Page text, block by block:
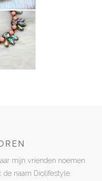
mijn vrienden noemen
de naam Diolifestyle.